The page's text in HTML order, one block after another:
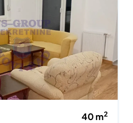
40 m2